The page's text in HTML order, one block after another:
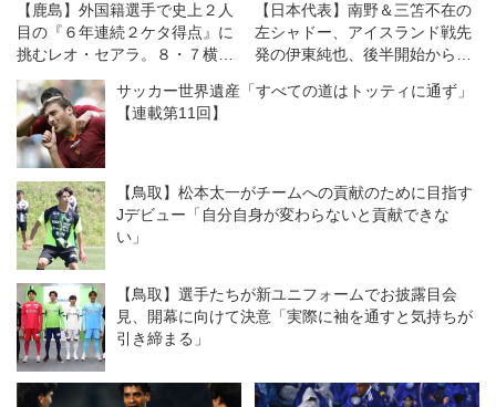
【鹿島】外国籍選手で史上２人
目の『６年連続２ケタ得点』に
挑むレオ・セアラ。８・７横浜
ＦＭとの開幕戦は「王者である
自分たちの力を示す機会」と意
気込む
【日本代表】南野＆三笘不在の
左シャドー、アイスランド戦先
発の伊東純也、後半開始から務
復中の鈴木唯人も名乗り！
サッカー世界遺産「すべての道はトッティに通ず」
【連載第11回】
【鳥取】松本太一がチームへの貢献のために目指す
Jデビュー「自分自身が変わらないと貢献できな
い」
【鳥取】選手たちが新ユニフォームでお披露目会
見、開幕に向けて決意「実際に袖を通すと気持ちが
引き締まる」